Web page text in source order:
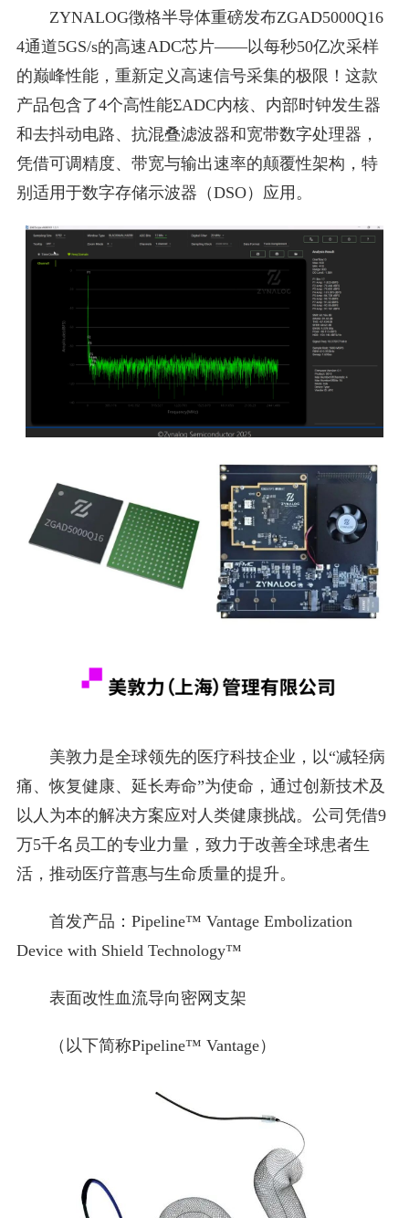
ZYNALOG徴格半导体重磅发布ZGAD5000Q16
4通道5GS/s的高速ADC芯片——以每秒50亿次采样
的巅峰性能，重新定义高速信号采集的极限！这款
产品包含了4个高性能ΣADC内核、内部时钟发生器
和去抖动电路、抗混叠滤波器和宽带数字处理器，
凭借可调精度、带宽与输出速率的颠覆性架构，特
别适用于数字存储示波器（DSO）应用。
美敦力是全球领先的医疗科技企业，以“减轻病
痛、恢复健康、延长寿命”为使命，通过创新技术及
以人为本的解决方案应对人类健康挑战。公司凭借9
万5千名员工的专业力量，致力于改善全球患者生
活，推动医疗普惠与生命质量的提升。
首发产品：Pipeline™ Vantage Embolization
Device with Shield Technology™
表面改性血流导向密网支架
（以下简称Pipeline™ Vantage）